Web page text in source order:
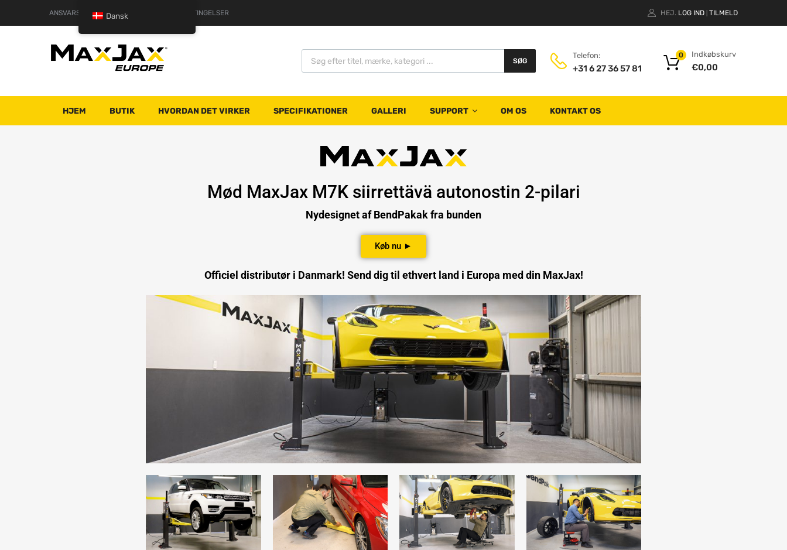
ANSVARSFRASKRIVELSE VILKÅR OG BETINGELSER HEJ. LOG IND TILMELD
SØG
Telefon:
+31 6 27 36 57 81
Indkøbskurv
€0,00
0
HJEM BUTIK HVORDAN DET VIRKER SPECIFIKATIONER GALLERI SUPPORT OM OS KONTAKT OS
Mød MaxJax M7K siirrettävä autonostin 2-pilari
Nydesignet af BendPakak fra bunden
Køb nu ►
Officiel distributør i Danmark! Send dig til ethvert land i Europa med din MaxJax!
Dansk